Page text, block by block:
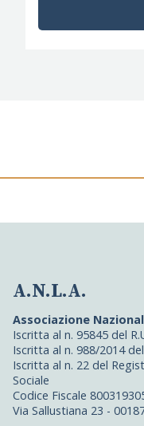
A.N.L.A.
Associazione
Iscritta al n. 95845 del
Iscritta al n. 988/2014
Iscritta al n. 22 del
Sociale
Codice Fiscale
Via Sallustiana 23 -